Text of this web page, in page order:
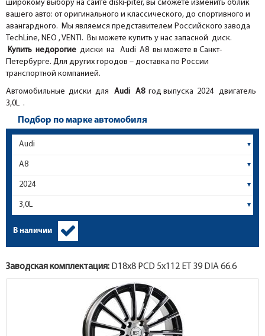
широкому выбору на сайте diski-piter, вы сможете изменить облик
вашего авто: от оригинального и классического, до спортивного и
авангардного. Мы являемся представителем Российского завода
TechLine, NEO , VENTI. Вы можете купить у нас запасной диск.
Купить недорогие диски на Audi A8 вы можете в Санкт-
Петербурге. Для других городов – доставка по России
транспортной компанией.
Автомобильные диски для
Audi A8год выпуска 2024 двигатель
3,0L .
Подбор по марке автомобиля
В наличии
Заводская комплектация: D18x8 PCD 5x112 ET 39 DIA 66.6